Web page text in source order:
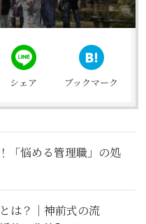
シェア ブックマーク
「悩める管理職」の処
は？｜神前式の流